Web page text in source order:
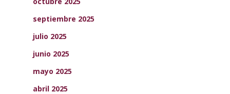
septiembre 2025
julio 2025
junio 2025
mayo 2025
abril 2025